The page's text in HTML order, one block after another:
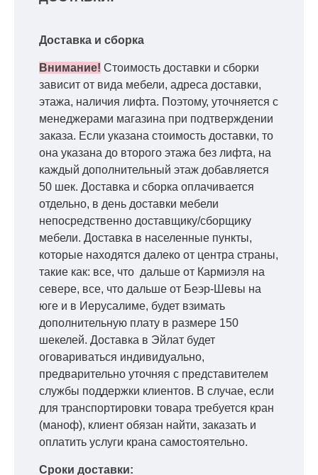
Доставка и сборка
Внимание! Стоимость доставки и сборки
зависит от вида мебели, адреса доставки,
этажа, наличия лифта. Поэтому, уточняется с
менеджерами магазина при подтверждении
заказа. Если указана стоимость доставки, то
она указана до второго этажа без лифта, на
каждый дополнительный этаж добавляется
50 шек. Доставка и сборка оплачивается
отдельно, в день доставки мебели
непосредственно доставщику/сборщику
мебели. Доставка в населенные пункты,
которые находятся далеко от центра страны,
такие как: все, что дальше от Кармиэля на
севере, все, что дальше от Беэр-Шевы на
юге и в Иерусалиме, будет взимать
дополнительную плату в размере 150
шекелей. Доставка в Эйлат будет
оговариваться индивидуально,
предварительно уточняя с представителем
службы поддержки клиентов. В случае, если
для транспортировки товара требуется кран
(маноф), клиент обязан найти, заказать и
оплатить услуги крана самостоятельно.
Сроки доставки: